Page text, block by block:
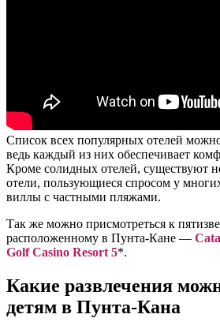
Список всех популярных отелей
ведь каждый из них обеспечивает
Кроме солидных отелей, существуют
отели, пользующиеся спросом у
виллы с частными пляжами.
Так же можно присмотреться к
расположенному в Пунта-Кане —
Golf Casino Resort 5*.
Какие развлечения
детям в Пунта-Кана